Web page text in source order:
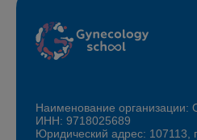
Наименование
ИНН: 9718025689
Юридический адрес: 107113,